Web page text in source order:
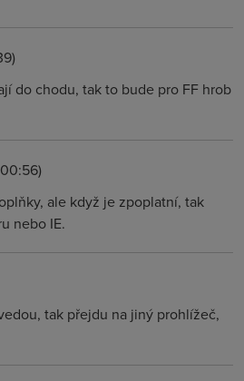
do chodu, tak to bude pro FF hrob
ale když je zpoplatní, tak
nebo IE.
tak přejdu na jiný prohlížeč,